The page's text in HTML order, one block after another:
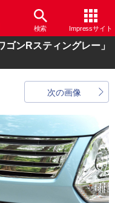
検索 Impressサイト
ンRスティングレー」
次の画像